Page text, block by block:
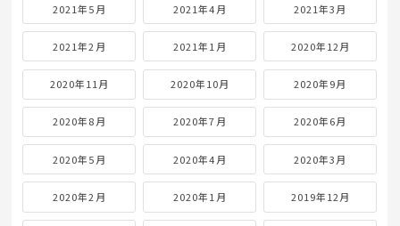
2021年5月 2021年4月 2021年3月
2021年2月 2021年1月 2020年12月
2020年11月 2020年10月 2020年9月
2020年8月 2020年7月 2020年6月
2020年5月 2020年4月 2020年3月
2020年2月 2020年1月 2019年12月